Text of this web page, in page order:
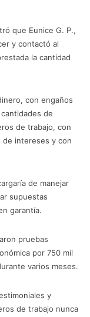
que Eunice G. P.,
y contactó al
la cantidad
con engaños
de
de trabajo, con
intereses y con
de manejar
supuestas
garantía.
pruebas
por 750 mil
varios meses.
y
de trabajo nunca